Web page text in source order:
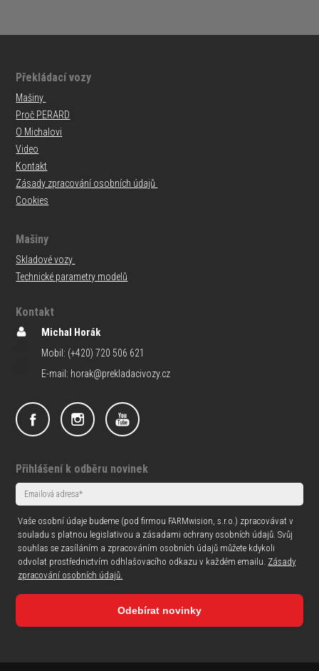
Překládací vozy
Mašiny
Proč PERARD
O Michalovi
Video
Kontakt
Zásady zpracování osobních údajů
Cookies
Mašiny
Skladové vozy
Technické parametry modelů
Kontakt
Michal Horák
Mobil: (+420) 720 506 621
E-mail: horak@prekladacivozy.cz
Přihlášení k odběru novinek
Vaše osobní údaje budeme (pod firmou FARMwision, s.r.o.) zpracovávat v
souladu s platnou legislativou a zásadami ochrany osobních údajů. Svůj
souhlas se zasíláním a zpracováním osobních údajů můžete kdykoli
odvolat prostřednictvím odhlašovacího odkazu v každém emailu. Zásady
zpracování osobních údajů.
Odebírat novinky